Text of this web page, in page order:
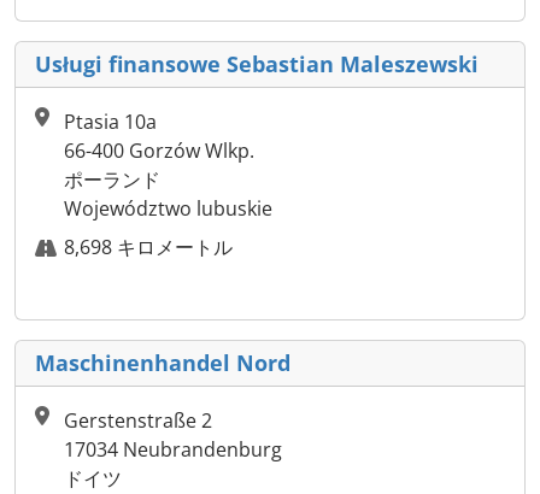
Usługi finansowe Sebastian Maleszewski
Ptasia 10a
66-400 Gorzów Wlkp.
ポーランド
Województwo lubuskie
8,698 キロメートル
Maschinenhandel Nord
Gerstenstraße 2
17034 Neubrandenburg
ドイツ